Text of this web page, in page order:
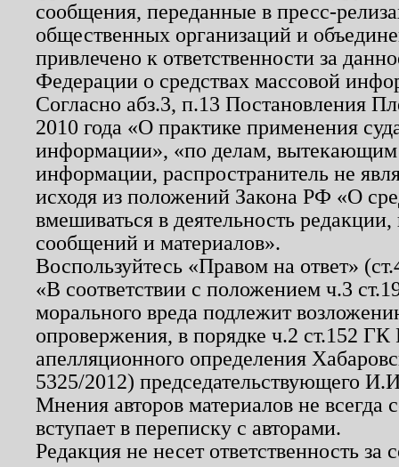
сообщения, переданные в пресс-
общественных организаций и
привлечено к ответственности за
Федерации о средствах массовой
Согласно абз.3, п.13 Постановления
2010 года «О практике применения
информации», «по делам, вытекающим
информации, распространитель не
исходя из положений Закона РФ «О
вмешиваться в деятельность
сообщений и материалов».
Воспользуйтесь «Правом на ответ»
«В соответствии с положением ч.3
морального вреда подлежит
опровержения, в порядке ч.2 ст.152
апелляционного определения
5325/2012) председательствующего
Мнения авторов материалов не
вступает в переписку с авторами.
Редакция не несет ответственность